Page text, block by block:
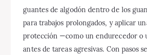
guantes de algodón dentro de los
para trabajos prolongados, y aplicar
protección —como un endurecedor o
antes de tareas agresivas. Con pasos